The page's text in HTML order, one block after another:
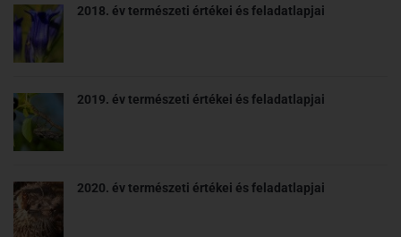
2018. év természeti értékei és feladatlapjai
2019. év természeti értékei és feladatlapjai
2020. év természeti értékei és feladatlapjai